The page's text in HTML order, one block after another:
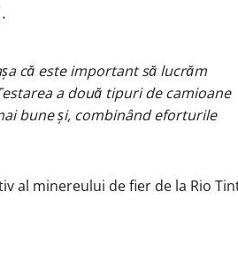
că este important să lucrăm
a două tipuri de camioane
bune și, combinând eforturile
al minereului de fier de la Rio